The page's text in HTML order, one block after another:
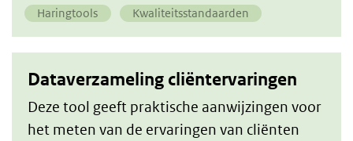
Haringtools Kwaliteitsstandaarden
Dataverzameling cliëntervaringen
Deze tool geeft praktische aanwijzingen voor
het meten van de ervaringen van cliënten